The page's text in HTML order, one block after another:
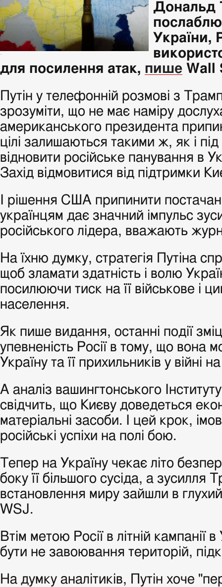
-
Дональд
України,
для посилення атак, пише Wall
Путін у телефонній розмові з
зрозуміти, що не має наміру
американського президента
цілі залишаються такими ж, як і
відновити російське панування в
Захід відмовитися від підтримки
І рішення США припинити
українцям дає значний імпульс
російського лідера, вважають
На їхню думку, стратегія Путіна
щоб зламати здатність і волю
посилюючи тиск на її військове і
населення.
Як пише видання, останні події
упевненість Росії в тому, що вона
Україну та її прихильників у війні
А аналіз вашингтонського
свідчить, що Києву доведеться
матеріальні засоби. І цей крок,
російські успіхи на полі бою.
Тепер на Україну чекає літо
боку її більшого сусіда, а зусилля
встановлення миру зайшли в
WSJ.
Втім метою Росії в літній кампанії
бути не завоювання територій,
На думку аналітиків, Путін хоче